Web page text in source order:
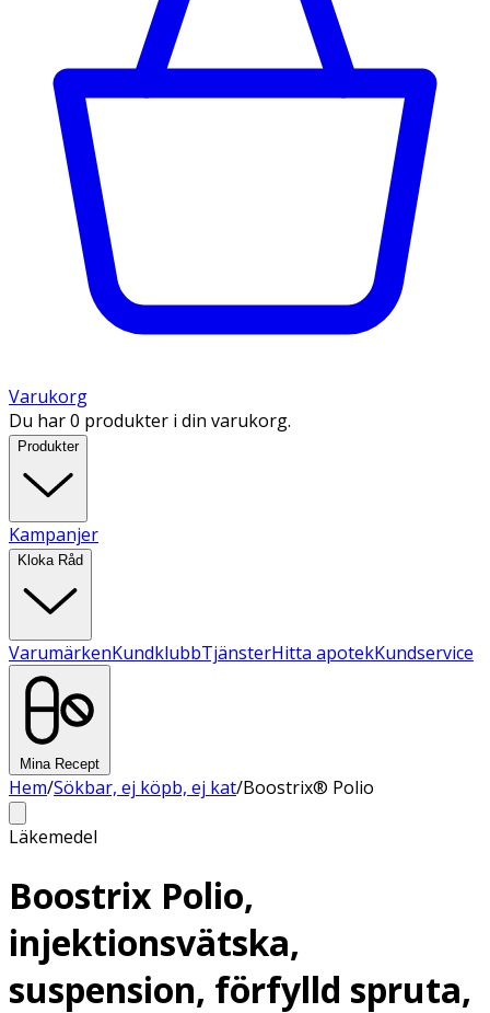
Varukorg
Du har 0 produkter i din varukorg.
Produkter
Kampanjer
Kloka Råd
VarumärkenKundklubbTjänsterHitta apotekKundservice
Mina Recept
Hem/Sökbar, ej köpb, ej kat/Boostrix® Polio
Läkemedel
Boostrix Polio,
injektionsvätska,
suspension, förfylld spruta,